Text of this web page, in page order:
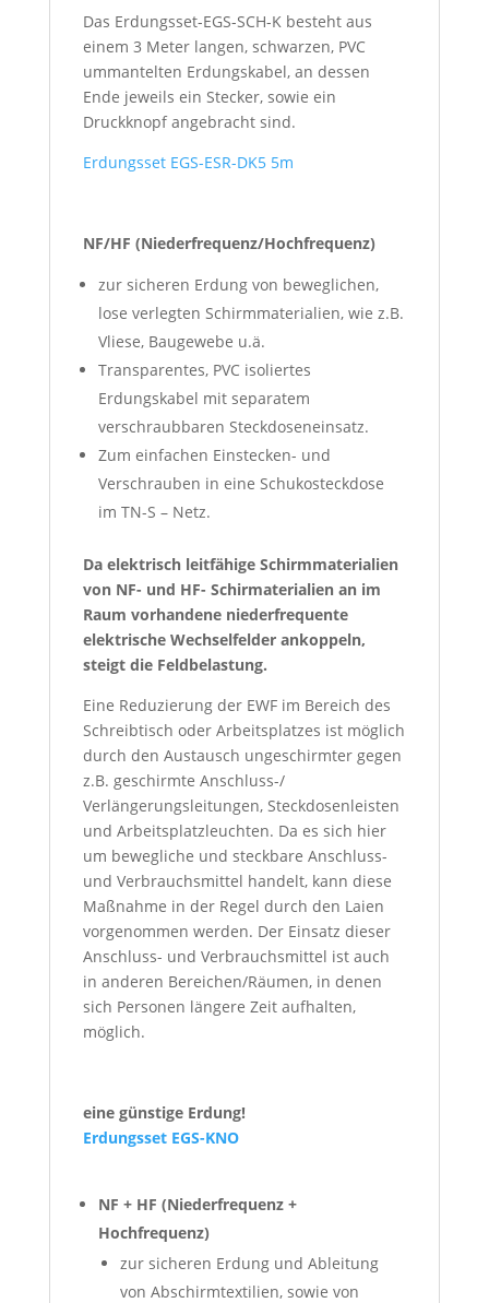
Das Erdungsset-EGS-SCH-K besteht aus
einem 3 Meter langen, schwarzen, PVC
ummantelten Erdungskabel, an dessen
Ende jeweils ein Stecker, sowie ein
Druckknopf angebracht sind.
Erdungsset EGS-ESR-DK5 5m
NF/HF (Niederfrequenz/Hochfrequenz)
zur sicheren Erdung von beweglichen,
lose verlegten Schirmmaterialien, wie z.B.
Vliese, Baugewebe u.ä.
Transparentes, PVC isoliertes
Erdungskabel mit separatem
verschraubbaren Steckdoseneinsatz.
Zum einfachen Einstecken- und
Verschrauben in eine Schukosteckdose
im TN-S – Netz.
Da elektrisch leitfähige Schirmmaterialien
von NF- und HF- Schirmaterialien an im
Raum vorhandene niederfrequente
elektrische Wechselfelder ankoppeln,
steigt die Feldbelastung.
Eine Reduzierung der EWF im Bereich des
Schreibtisch oder Arbeitsplatzes ist möglich
durch den Austausch ungeschirmter gegen
z.B. geschirmte Anschluss-/
Verlängerungsleitungen, Steckdosenleisten
und Arbeitsplatzleuchten. Da es sich hier
um bewegliche und steckbare Anschluss-
und Verbrauchsmittel handelt, kann diese
Maßnahme in der Regel durch den Laien
vorgenommen werden. Der Einsatz dieser
Anschluss- und Verbrauchsmittel ist auch
in anderen Bereichen/Räumen, in denen
sich Personen längere Zeit aufhalten,
möglich.
eine günstige Erdung!
Erdungsset EGS-KNO
NF + HF (Niederfrequenz +
Hochfrequenz)
zur sicheren Erdung und Ableitung
von Abschirmtextilien, sowie von